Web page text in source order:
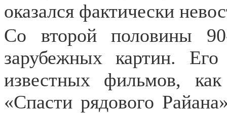
оказался фактически
Со второй половины
зарубежных картин.
известных фильмов,
«Спасти рядового